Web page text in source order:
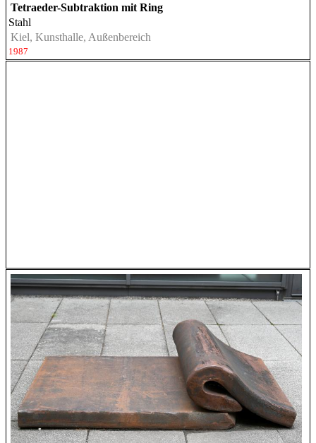
Tetraeder-Subtraktion mit Ring
Stahl
Kiel, Kunsthalle, Außenbereich
1987